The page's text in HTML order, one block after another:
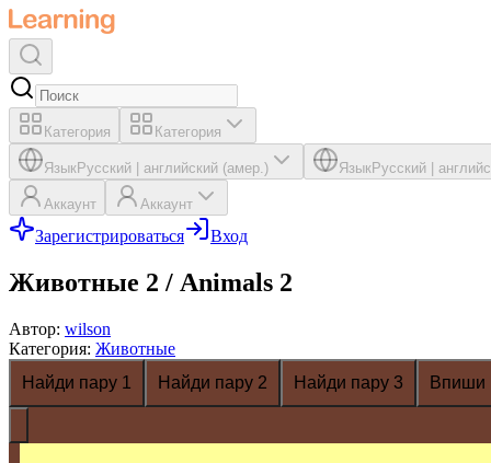
Категория Категория
ЯзыкРусский английский (амер.) ЯзыкРусский
Аккаунт Аккаунт
Зарегистрироваться Вход
Животные 2 / Animals 2
Автор: wilson
Категория: Животные
Найди пару 1
Найди пару 2 Найди пару 3 Впиши